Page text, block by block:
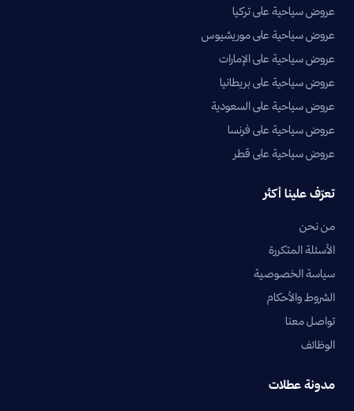
عروض سياحية على تركيا
عروض سياحية على موريشيوس
عروض سياحية على الإمارات
عروض سياحية على بريطانيا
عروض سياحية على السعودية
عروض سياحية على فرنسا
عروض سياحية على قطر
تعرّف علينا أكثر
من نحن
الأسئلة المتكررة
سياسة الخصوصية
الشروط والأحكام
تواصل معنا
الوظائف
مدونة عطلات